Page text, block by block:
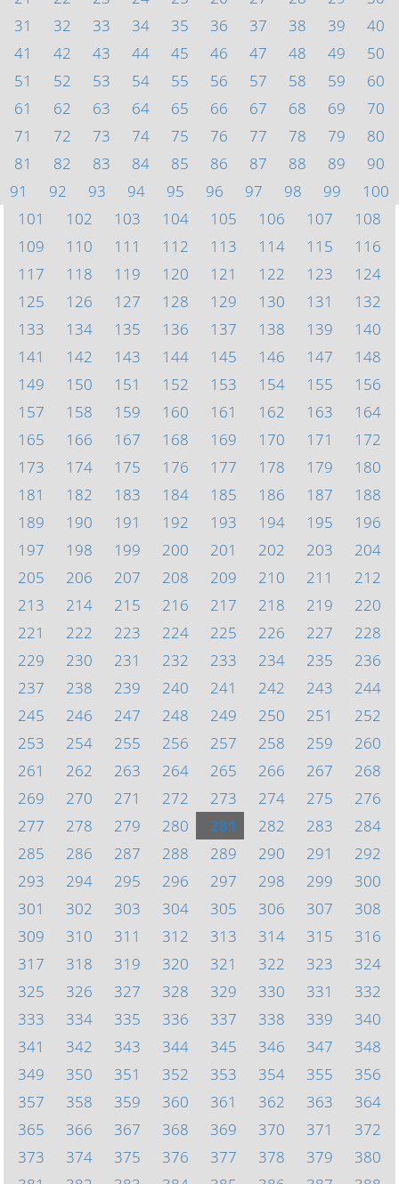
31
32 33 34 35 36 37 38 39
40
41
42 43 44 45 46 47 48 49
50
51
52 53 54 55 56 57 58 59
60
61
62 63 64 65 66 67 68 69
70
71
72 73 74 75 76 77 78 79
80
81
82 83 84 85 86 87 88 89
90
91
92 93 94 95 96 97 98 99
100
101
102 103 104 105 106 107
108
109
110 111 112 113 114 115
116
117
118 119 120 121 122 123
124
125
126 127 128 129 130 131
132
133
134 135 136 137 138 139
140
141
142 143 144 145 146 147
148
149
150 151 152 153 154 155
156
157
158 159 160 161 162 163
164
165
166 167 168 169 170 171
172
173
174 175 176 177 178 179
180
181
182 183 184 185 186 187
188
189
190 191 192 193 194 195
196
197
198 199 200 201 202 203
204
205
206 207 208 209 210 211
212
213
214 215 216 217 218 219
220
221
222 223 224 225 226 227
228
229
230 231 232 233 234 235
236
237
238 239 240 241 242 243
244
245
246 247 248 249 250 251
252
253
254 255 256 257 258 259
260
261
262 263 264 265 266 267
268
269
270 271 272 273 274 275
276
277
278 279 280 281 282 283
284
285
286 287 288 289 290 291
292
293
294 295 296 297 298 299
300
301
302 303 304 305 306 307
308
309
310 311 312 313 314 315
316
317
318 319 320 321 322 323
324
325
326 327 328 329 330 331
332
333
334 335 336 337 338 339
340
341
342 343 344 345 346 347
348
349
350 351 352 353 354 355
356
357
358 359 360 361 362 363
364
365
366 367 368 369 370 371
372
373
374 375 376 377 378 379
380